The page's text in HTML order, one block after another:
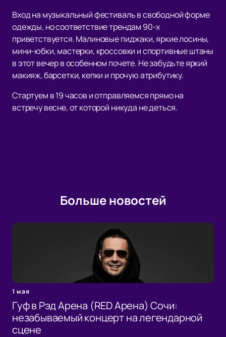
Вход на музыкальный фестиваль в свободной форме
одежды, но соответствие трендам 90-х
приветствуется. Малиновые пиджаки, яркие лосины,
мини-юбки, мастерки, кроссовки и спортивные штаны
в этот вечер в особенном почете. Не забудьте яркий
макияж, барсетки, кепки и прочую атрибутику.
Стартуем в 19 часов и отправляемся прямо на
встречу весне, от которой никуда не деться.
Больше новостей
1 мая
Гуф в Рэд Арена (RED Арена) Сочи:
незабываемый концерт на легендарной
сцене